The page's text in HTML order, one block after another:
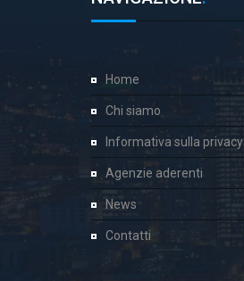
Home
Chi siamo
Informativa sulla privacy
Agenzie aderenti
News
Contatti